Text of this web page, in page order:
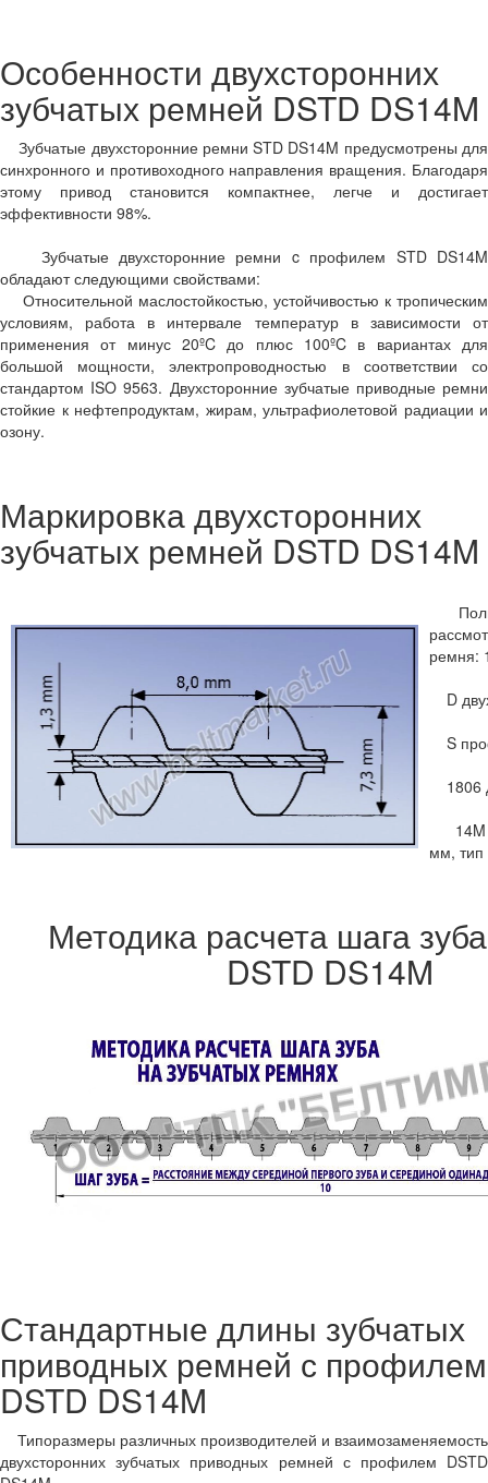
Особенности двухсторонних
зубчатых ремней DSTD DS14M
Зубчатые двухсторонние ремни STD DS14M предусмотрены для
синхронного и противоходного направления вращения. Благодаря
этому привод становится компактнее, легче и достигает
эффективности 98%.
Зубчатые двухсторонние ремни c профилем STD DS14M
обладают следующими свойствами:
Относительной маслостойкостью, устойчивостью к тропическим
условиям, работа в интервале температур в зависимости от
применения от минус 20ºC до плюс 100ºC в вариантах для
большой мощности, электропроводностью в соответствии со
стандартом ISO 9563. Двухсторонние зубчатые приводные ремни
стойкие к нефтепродуктам, жирам, ультрафиолетовой радиации и
озону.
Маркировка двухсторонних
зубчатых ремней DSTD DS14M
ремня:
D
S
1806
14M
мм, тип
Методика расчета шага
DSTD DS14M
Стандартные длины зубчатых
приводных ремней с профилем
DSTD DS14M
Типоразмеры различных производителей и взаимозаменяемость
двухсторонних зубчатых приводных ремней с профилем DSTD